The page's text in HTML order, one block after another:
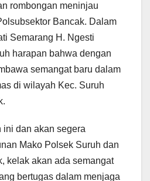
rombongan meninjau
Bancak. Dalam
Semarang H. Ngesti
harapan bahwa dengan
semangat baru dalam
di wilayah Kec. Suruh
ini dan akan segera
Mako Polsek Suruh dan
kelak akan ada semangat
bertugas dalam menjaga